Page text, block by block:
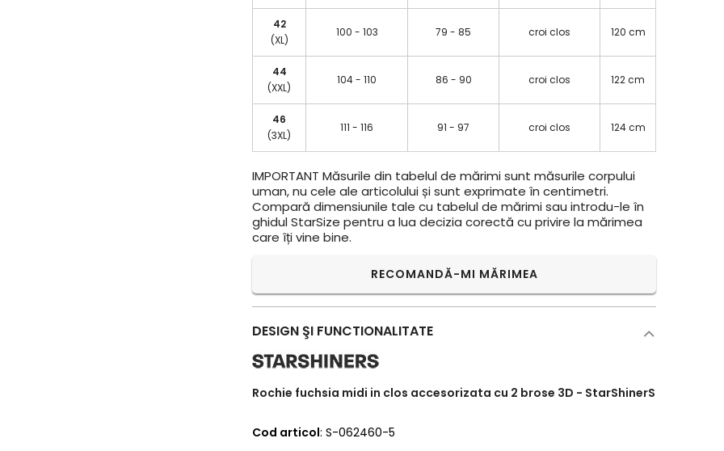
42
(XL)
100 - 103 79 - 85 croi clos 120 cm
44
(XXL)
104 - 110 86 - 90 croi clos 122 cm
46
(3XL)
111 - 116 91 - 97 croi clos 124 cm
IMPORTANT Măsurile din tabelul de mărimi sunt măsurile corpului
uman, nu cele ale articolului și sunt exprimate în centimetri.
Compară dimensiunile tale cu tabelul de mărimi sau introdu-le în
ghidul StarSize pentru a lua decizia corectă cu privire la mărimea
care îți vine bine.
RECOMANDĂ-MI MĂRIMEA
DESIGN ŞI FUNCTIONALITATE
Rochie fuchsia midi in clos accesorizata cu 2 brose 3D - StarShinerS
Cod articol: S-062460-5